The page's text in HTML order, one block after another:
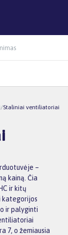
/Staliniai ventiliatoriai
–
kainą. Čia
ir kitų
kategorijos
ir palyginti
7, o žemiausia